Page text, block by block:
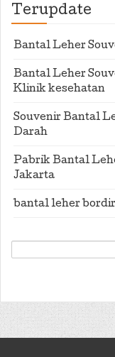
Terupdate
Bantal Leher
Bantal Leher
Klinik kesehatan
Souvenir Bantal
Darah
Pabrik Bantal
Jakarta
bantal leher
Search
for: